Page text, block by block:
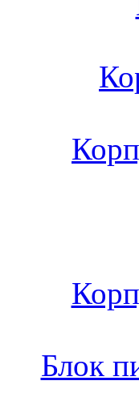
Блок